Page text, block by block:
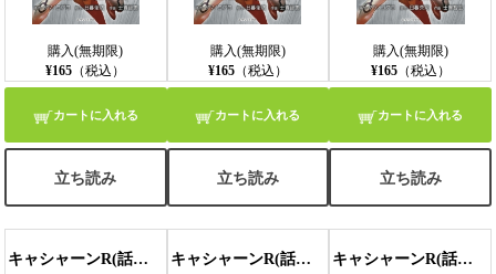
購入(無期限)
¥165 （税込）
カートに入れる
立ち読み
購入(無期限)
¥165（税込）
カートに入れる
立ち読み
購入(無期限)
¥165（税込）
カートに入れる
立ち読み
キャシャーンR(話売り) #5 キャシャーンR(話売り) #6 キャシャーンR(話売り) #7